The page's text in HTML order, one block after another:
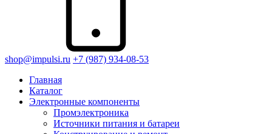
shop@impulsi.ru +7 (987) 934-08-53
Главная
Каталог
Электронные компоненты
Промэлектроника
Источники питания и батареи